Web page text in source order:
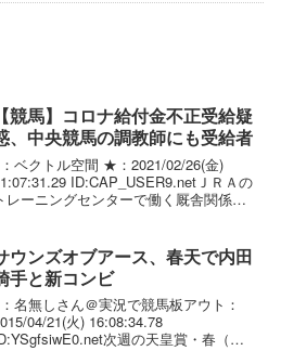
【競馬】コロナ給付金不正受給疑
、中央競馬の調教師にも受給者
ベクトル空間 ★：2021/02/26(金)
ID:CAP_USER9.netＪＲＡの
レーニングセンターで働く厩舎関係者
、調教助手や厩務員...
ウンズオブアース、春天で内田
手と新コンビ
名無しさん＠実況で競馬板アウト：
04/21(火) 16:08:34.78
次週の天皇賞・春（５